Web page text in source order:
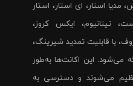
مدیا استار، ای استار، استار
تیتانیوم، ایکس کروز،
با قابلیت تمدید شیرینگ،
می‌شود. این اکانت‌ها به‌طور
می‌شوند و دسترسی به